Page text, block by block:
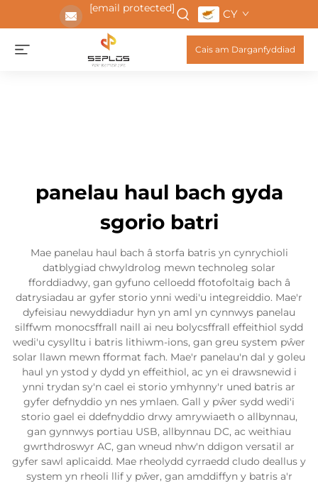
[email protected] CY
Cais am Darganfyddiad
panelau haul bach gyda
sgorio batri
Mae panelau haul bach â storfa batris yn cynrychioli
datblygiad chwyldrolog mewn technoleg solar
fforddiadwy, gan gyfuno celloedd ffotofoltaig bach â
datrysiadau ar gyfer storio ynni wedi'u integreiddio. Mae'r
dyfeisiau newyddiadur hyn yn aml yn cynnwys panelau
silffwm monocsffrall naill ai neu bolycsffrall effeithiol sydd
wedi'u cysylltu i batris lithiwm-ions, gan greu system pŵer
solar llawn mewn fformat fach. Mae'r panelau'n dal y goleu
haul yn ystod y dydd yn effeithiol, ac yn ei drawsnewid i
ynni trydan sy'n cael ei storio ymhynny'r uned batris ar
gyfer defnyddio yn nes ymlaen. Gall y pŵer sydd wedi'i
storio gael ei ddefnyddio drwy amrywiaeth o allbynnau,
gan gynnwys portiau USB, allbynnau DC, ac weithiau
gwrthdroswyr AC, gan wneud nhw'n ddigon versatil ar
gyfer sawl aplicaidd. Mae rheolydd cyrraedd cludo deallus y
system yn rheoli llif y pŵer, gan amddiffyn y batris a'r